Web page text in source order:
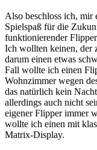
Also beschloss ich, mir
Spielspaß für die
funktionierender
Ich wollten keinen, der
darum einen etwas
Fall wollte ich einen
Wohnzimmer wegen
das natürlich kein
allerdings auch nicht
eigener Flipper immer
wollte ich einen mit
Matrix-Display.